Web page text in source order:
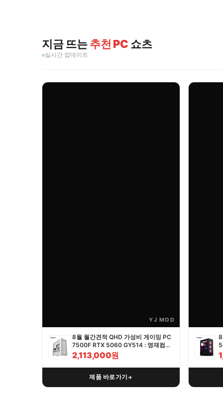
지금 뜨는추천 PC 쇼츠
실시간 업데이트
YJ MOD
8월 월간견적 QHD 가성비 게이밍 PC
7500F RTX 5060 GY514 : 영재컴퓨
터
2,113,000원
제품 바로가기→
8